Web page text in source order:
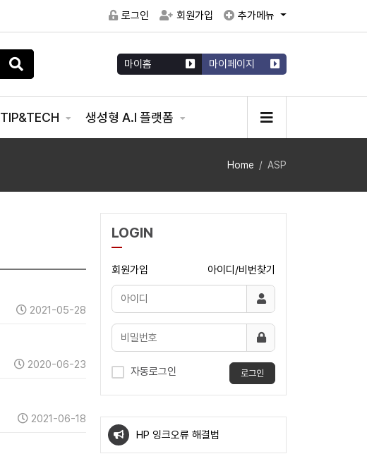
로그인 회원가입 추가메뉴
마이홈 마이페이지
TIP&TECH 생성형 A.I 플랫폼
Home ASP
2021-05-28
2020-06-23
2021-06-18
LOGIN
회원가입 아이디/비번찾기
자동로그인 로그인
windows10 우클릭 메뉴에 특정
프로그램 확장자 바로열기
HP 잉크오류 해결법